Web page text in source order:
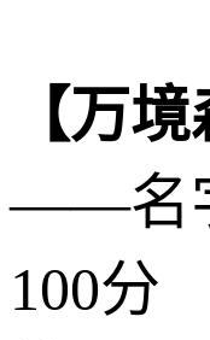
【万境
——名
100分